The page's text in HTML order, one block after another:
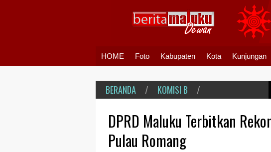
HOME Foto Kabupaten Kota Kunjungan
BERANDA / KOMISI B /
DPRD Maluku Terbitkan
Pulau Romang